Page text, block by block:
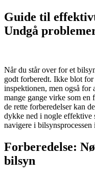
Guide til
Undgå
Når du står over for et
godt forberedt. Ikke blot
inspektionen, men også for
mange gange virke som en
de rette forberedelser kan
dykke ned i nogle effektive
navigere i
Forberedelse:
bilsyn